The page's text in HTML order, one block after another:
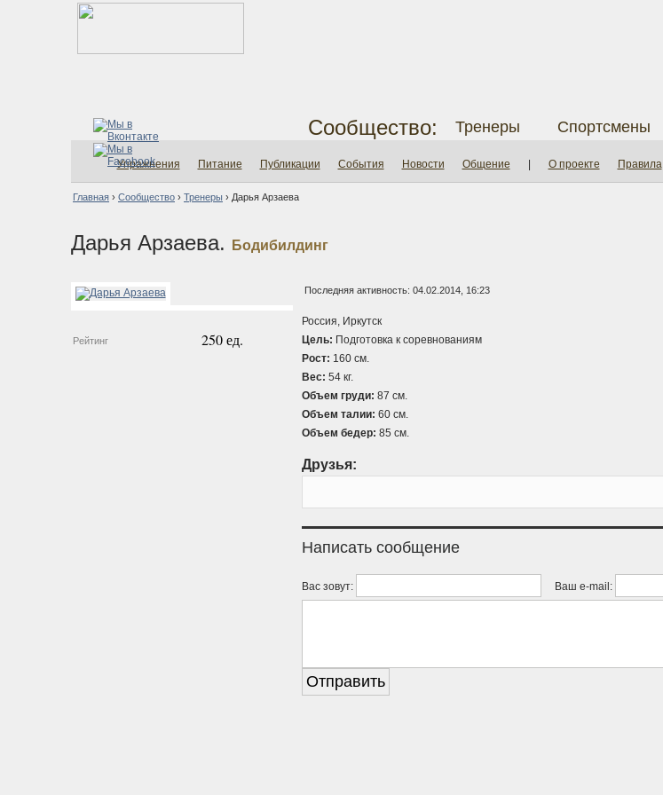
Сообщество: Тренеры Спортсмены
Упражнения Питание Публикации События Новости Общение О проекте Правила
Главная › Сообщество › Тренеры › Дарья Арзаева
Дарья Арзаева. Бодибилдинг
Рейтинг 250 ед.
Последняя активность: 04.02.2014, 16:23
Россия, Иркутск
Цель: Подготовка к соревнованиям
Рост: 160 см.
Вес: 54 кг.
Объем груди: 87 см.
Объем талии: 60 см.
Объем бедер: 85 см.
Друзья:
Написать сообщение
Вас зовут: Ваш e-mail: